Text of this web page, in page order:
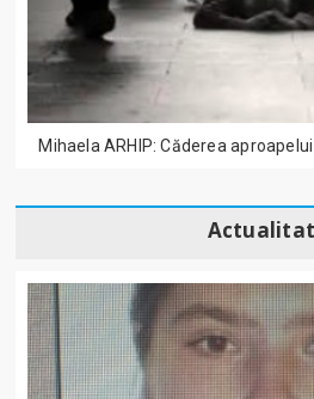
Mihaela ARHIP: Căderea